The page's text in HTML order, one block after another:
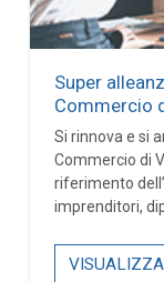
Super
Commercio
Si rinnova e si
Commercio di
riferimento
imprenditori,